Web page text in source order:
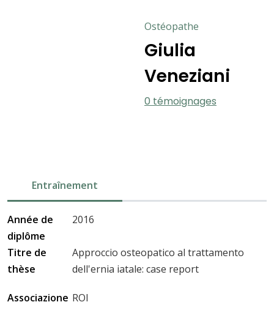
Ostéopathe
Giulia
Veneziani
0 témoignages
Entraînement
Année de
diplôme
2016
Titre de
thèse
Approccio osteopatico al trattamento
dell'ernia iatale: case report
Associazione ROI